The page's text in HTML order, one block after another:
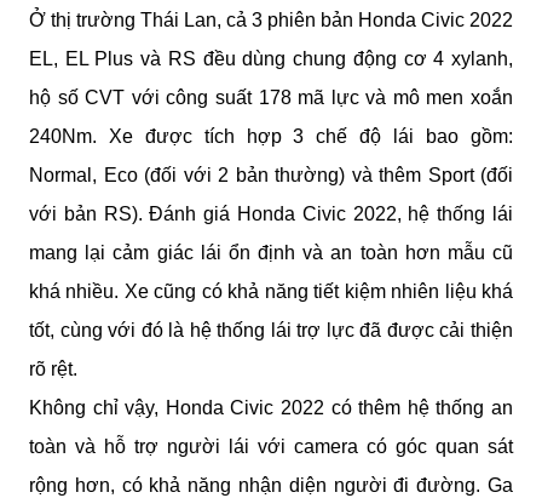
Ở thị trường Thái Lan, cả 3 phiên bản Honda Civic 2022
EL, EL Plus và RS đều dùng chung động cơ 4 xylanh,
hộ số CVT với công suất 178 mã lực và mô men xoắn
240Nm. Xe được tích hợp 3 chế độ lái bao gồm:
Normal, Eco (đối với 2 bản thường) và thêm Sport (đối
với bản RS). Đánh giá Honda Civic 2022, hệ thống lái
mang lại cảm giác lái ổn định và an toàn hơn mẫu cũ
khá nhiều. Xe cũng có khả năng tiết kiệm nhiên liệu khá
tốt, cùng với đó là hệ thống lái trợ lực đã được cải thiện
rõ rệt.
Không chỉ vậy, Honda Civic 2022 có thêm hệ thống an
toàn và hỗ trợ người lái với camera có góc quan sát
rộng hơn, có khả năng nhận diện người đi đường. Ga